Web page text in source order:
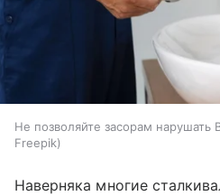
Не позволяйте засорам нарушать
Freepik
Наверняка многие